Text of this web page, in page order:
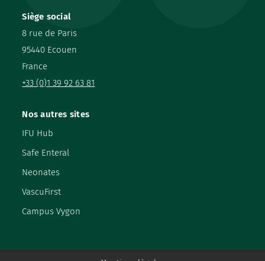
Siège social
8 rue de Paris
95440 Ecouen
France
+33 (0)1 39 92 63 81
Nos autres sites
IFU Hub
Safe Enteral
Neonates
VascuFirst
Campus Vygon